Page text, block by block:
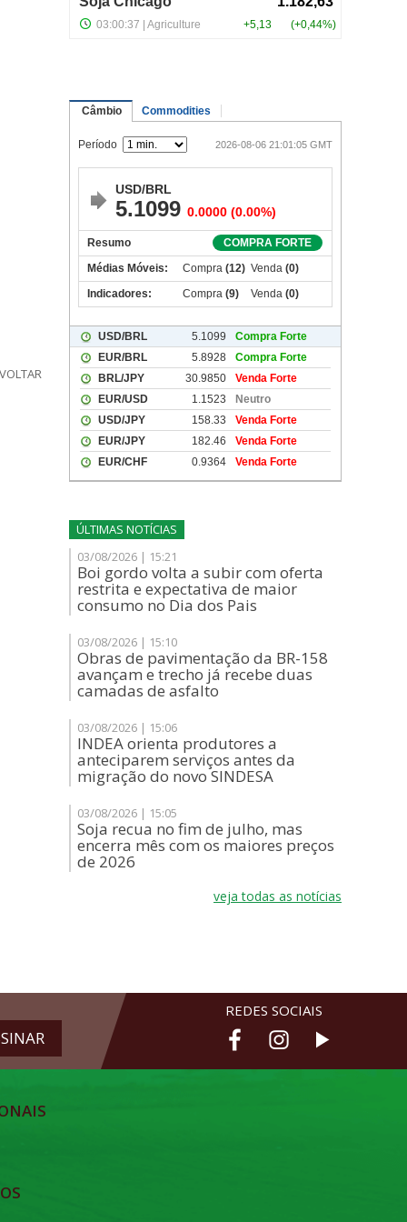
VOLTAR
ÚLTIMAS NOTÍCIAS
03/08/2026 | 15:21
Boi gordo volta a subir com oferta
restrita e expectativa de maior
consumo no Dia dos Pais
03/08/2026 | 15:10
Obras de pavimentação da BR-158
avançam e trecho já recebe duas
camadas de asfalto
03/08/2026 | 15:06
INDEA orienta produtores a
anteciparem serviços antes da
migração do novo SINDESA
03/08/2026 | 15:05
Soja recua no fim de julho, mas
encerra mês com os maiores preços
de 2026
veja todas as notícias
REDES SOCIAIS